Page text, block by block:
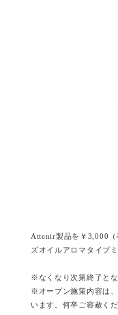
Attenir製品を￥3,000（
ズオイルアロマタイプ
※なくなり次第終了とな
※オープン施策内容は
います。何卒ご容赦くだ